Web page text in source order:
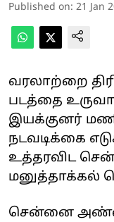
Published on: 21 Jan
வரலாற்றை
படத்தை
இயக்குனர்
நடவடிக்கை
உத்தரவிட
மனுத்தாக்கல்
சென்னை